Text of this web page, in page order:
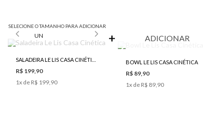
SELECIONE O TAMANHO PARA ADICIONAR
UN
R$ 199,90
1x de R$ 199,90
ADICIONAR
BOWL LE LIS CASA CINÉTICA
R$ 89,90
1x de R$ 89,90